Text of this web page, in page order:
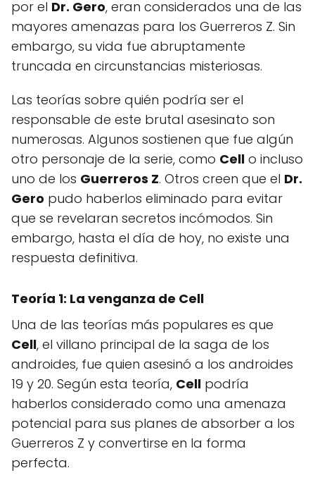
por el Dr. Gero, eran considerados una de las
mayores amenazas para los Guerreros Z. Sin
embargo, su vida fue abruptamente
truncada en circunstancias misteriosas.
Las teorías sobre quién podría ser el
responsable de este brutal asesinato son
numerosas. Algunos sostienen que fue algún
otro personaje de la serie, como Cell o incluso
uno de los Guerreros Z. Otros creen que el Dr.
Gero pudo haberlos eliminado para evitar
que se revelaran secretos incómodos. Sin
embargo, hasta el día de hoy, no existe una
respuesta definitiva.
Teoría 1: La venganza de Cell
Una de las teorías más populares es que
Cell, el villano principal de la saga de los
androides, fue quien asesinó a los androides
19 y 20. Según esta teoría, Cell podría
haberlos considerado como una amenaza
potencial para sus planes de absorber a los
Guerreros Z y convertirse en la forma
perfecta.